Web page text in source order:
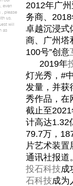
2012年广
务商、
卓越沉浸式
商、广州塔
100号”创意
2019年
灯光秀，#
发量，并获
秀作品，在
截止至
计高达1.32
79.7万，
片艺术装置
通讯社报道
投石科技成
石科技成为